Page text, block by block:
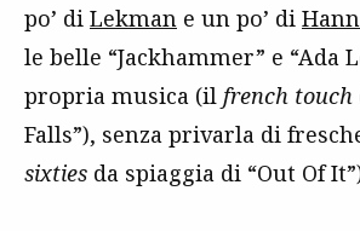
po’ di Lekman e un po’ di
le belle “Jackhammer” e “Ada
propria musica (il french touch
Falls”), senza privarla di
sixties da spiaggia di “Out Of